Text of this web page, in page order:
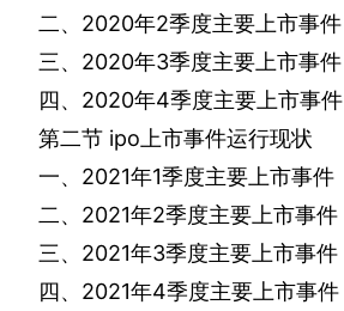
二、 2020年2季度主要上市事件
三、 2020年3季度主要上市事件
四、 2020年4季度主要上市事件
第二节 ipo 上市事件运行现状
一、 2021年1季度主要上市事件
二、 2021年2季度主要上市事件
三、 2021年3季度主要上市事件
四、 2021年4季度主要上市事件